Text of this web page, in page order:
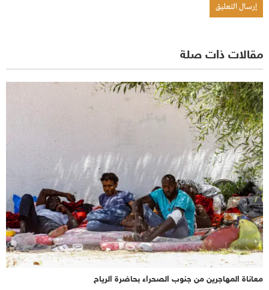
مقالات ذات صلة
معاناة المهاجرين من جنوب الصحراء بحاضرة الرياح